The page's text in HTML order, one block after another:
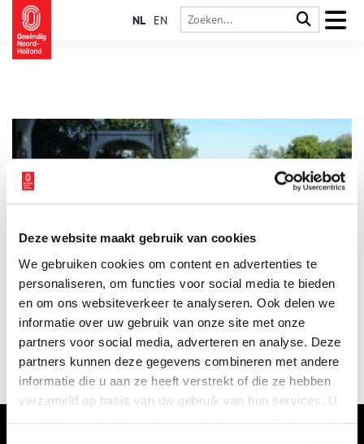
Deze website maakt gebruik van cookies
We gebruiken cookies om content en advertenties te
personaliseren, om functies voor social media te bieden
en om ons websiteverkeer te analyseren. Ook delen we
informatie over uw gebruik van onze site met onze
partners voor social media, adverteren en analyse. Deze
partners kunnen deze gegevens combineren met andere
informatie die u aan ze heeft verstrekt of die ze hebben
verzameld op basis van uw gebruik van hun services. U
NL EN
Frisse lucht, groen, weidse luchten – daar heb je tijdens een
pandemie behoefte aan. Wandel daarom even mee met
natuurliefhebber Jac. P. Thijsse. Op naar de Koenenkade bij de
Nieuwe Meer. Hier bedacht Thijsse zijn bosplan.